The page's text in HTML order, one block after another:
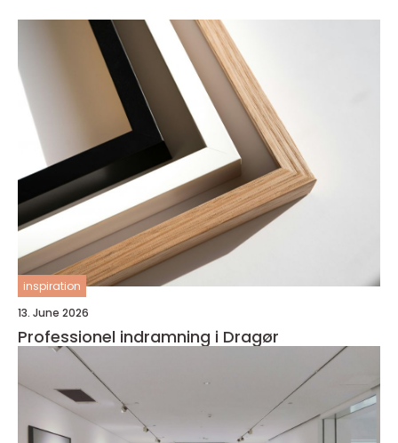
inspiration
13. June 2026
Professionel indramning i Dragør